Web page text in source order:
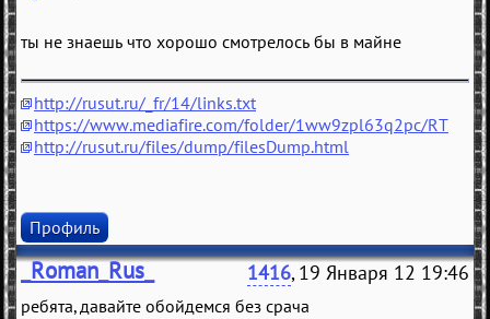
ты не знаешь что хорошо смотрелось бы в майне
http://rusut.ru/_fr/14/links.txt
https://www.mediafire.com/folder/1ww9zpl63q2pc/RT
http://rusut.ru/files/dump/filesDump.html
Профиль
_Roman_Rus_ 1416, 19 Января 12 19:46
ребята, давайте обойдемся без срача